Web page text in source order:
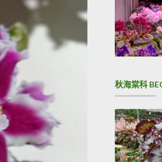
秋海棠科